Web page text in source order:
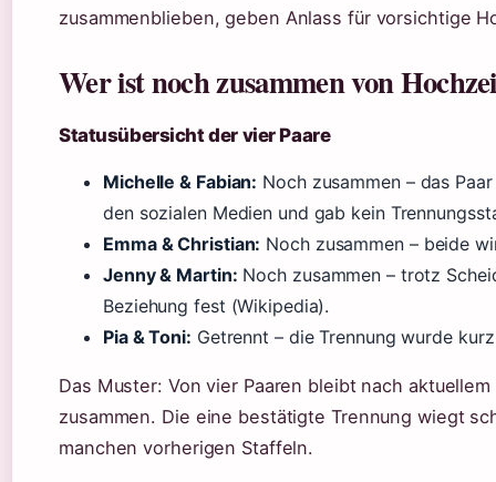
zusammenblieben, geben Anlass für vorsichtige
Wer ist noch zusammen von
Statusübersicht der vier Paare
Michelle & Fabian: Noch zusammen – das
den sozialen Medien und gab kein
Emma & Christian: Noch zusammen – beide
Jenny & Martin: Noch zusammen – trotz
Beziehung fest (Wikipedia).
Pia & Toni: Getrennt – die Trennung wurde
Das Muster: Von vier Paaren bleibt nach
zusammen. Die eine bestätigte Trennung wiegt
manchen vorherigen Staffeln.